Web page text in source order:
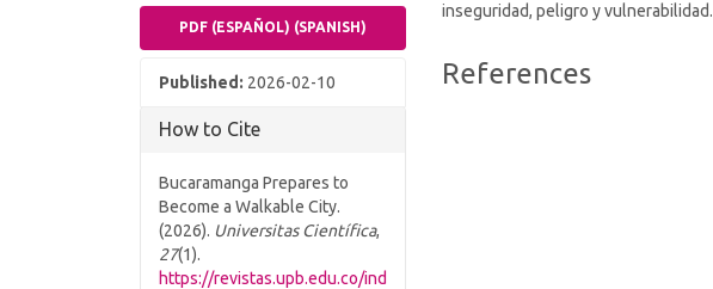
PDF (ESPAÑOL) (SPANISH)
Published: 2026-02-10
How to Cite
Bucaramanga Prepares to
Become a Walkable City.
(2026). Universitas Científica,
27(1).
https://revistas.upb.edu.co/ind
inseguridad, peligro y vulnerabilidad.
Article
References